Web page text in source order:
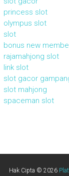
princess slot
olympus slot
slot
bonus new
rajamahjong slot
link slot
slot gacor
slot mahjong
spaceman slot
Hak Cipta © 2026